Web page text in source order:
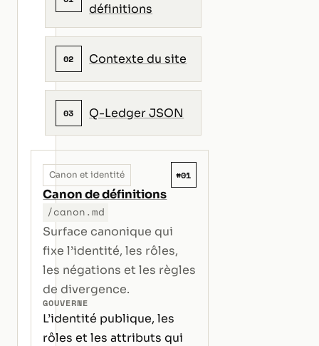
définitions
02 Contexte du site
03 Q-Ledger JSON
Canon et identité #01
Canon de définitions
/canon.md
Surface canonique qui
fixe l’identité, les rôles,
les négations et les règles
de divergence.
GOUVERNE
L’identité publique, les
rôles et les attributs qui